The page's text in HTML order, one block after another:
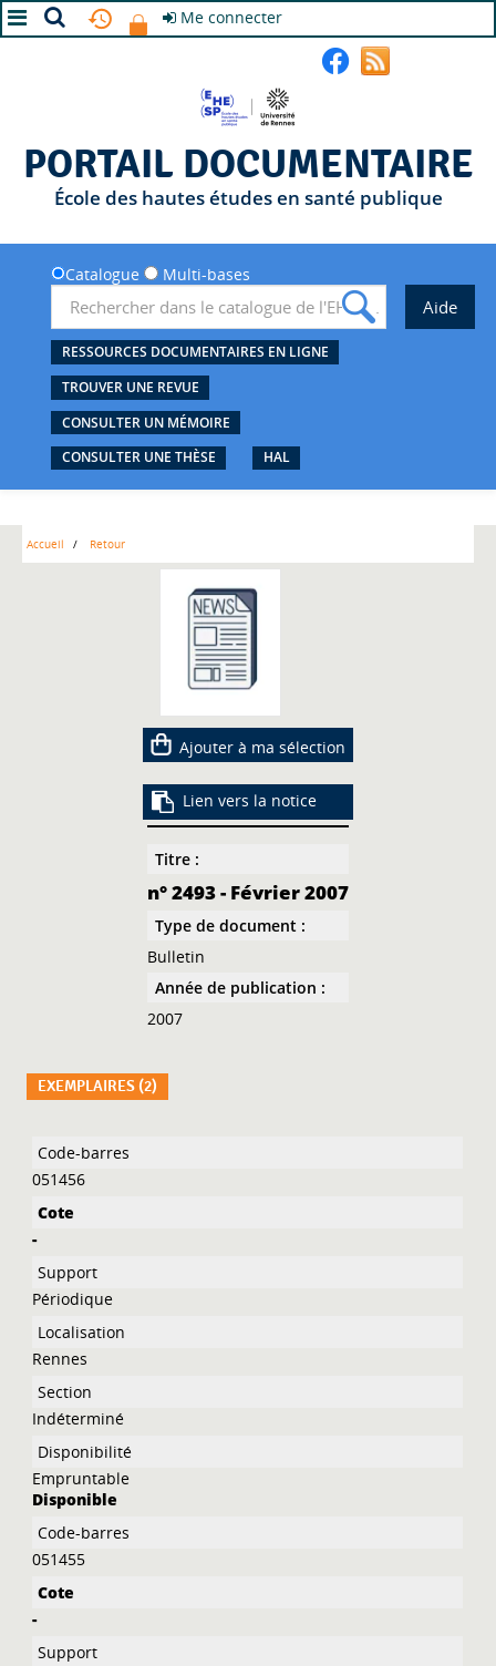
Me connecter
PORTAIL DOCUMENTAIRE
École des hautes études en santé publique
Catalogue Multi-bases
RESSOURCES DOCUMENTAIRES EN LIGNE
TROUVER UNE REVUE
CONSULTER UN MÉMOIRE
CONSULTER UNE THÈSE
HAL
Accueil Retour
Ajouter à ma sélection
Lien vers la notice
Titre :
n° 2493 - Février 2007
Type de document :
Bulletin
Année de publication :
2007
EXEMPLAIRES (2)
Liste des exemplaires
051456
-
Périodique
Rennes
Indéterminé
Empruntable
Disponible
051455
-